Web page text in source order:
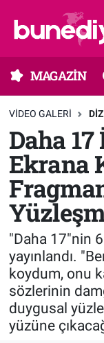
MAGAZİN
VIDEO GALERI
Daha
Ekrana
"Daha 17"nin
yayınlandı.
koydum, onu
sözlerinin
duygusal
yüzüne
Gündem
Moda
Kültür Sanat
Magazin
Müzik
Sağlık
MÜZİK
MODA
SAĞLIK
TEKNOLOJİ
TV MEDYA
KÜLTÜR
Süper Lig
Tüm
Son Dakika
Haber Arşivi